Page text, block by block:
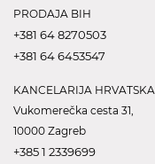
PRODAJA BIH
+381 64 8270503
+381 64 6453547
KANCELARIJA HRVATSKA
Vukomerečka cesta 31,
10000 Zagreb
+385 1 2339699